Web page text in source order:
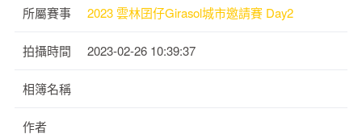
所屬賽事 2023 雲林囝仔Girasol城市邀請賽 Day2
拍攝時間 2023-02-26 10:39:37
相簿名稱
作者